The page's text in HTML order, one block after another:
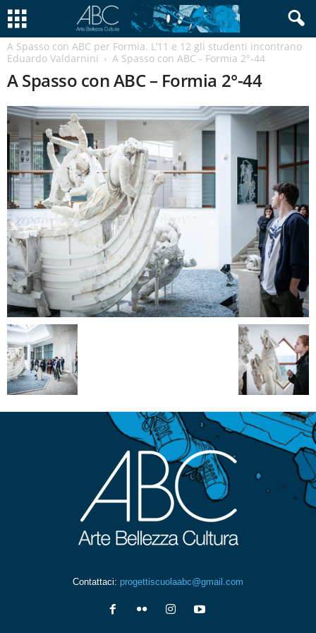
A Spasso con ABC per Formia. L’11 e 12 gli studenti incontrano
Eduardo Valdarnini
A Spasso con ABC - Formia 2°-44
A Spasso con ABC – Formia 2°-44
Contattaci: progettiscuolaabc@gmail.com